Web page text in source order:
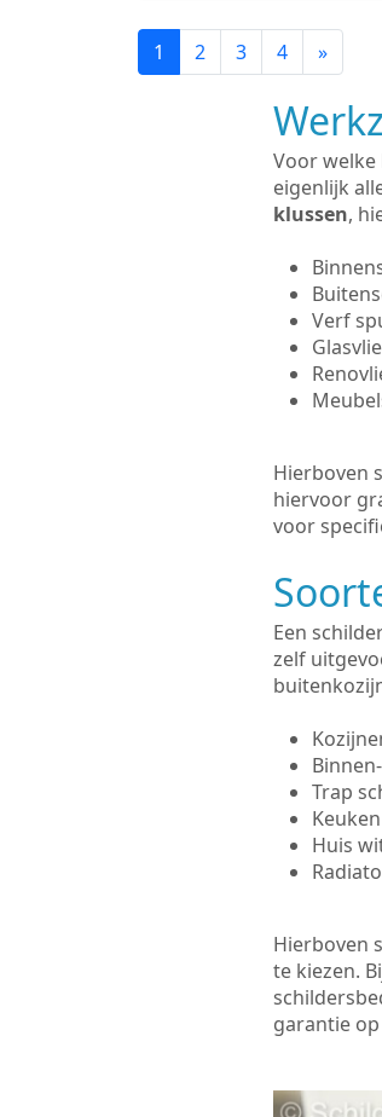
1 2 3 4 »
Voor welke
eigenlijk
klussen,
Verf
Hierboven
hiervoor
voor
Een
zelf
Trap
Huis
Hierboven
te kiezen.
garantie